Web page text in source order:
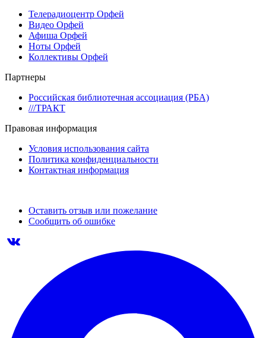
Телерадиоцентр Орфей
Видео Орфей
Афиша Орфей
Ноты Орфей
Коллективы Орфей
Партнеры
Российская библиотечная ассоциация (РБА)
///ТРАКТ
Правовая информация
Условия использования сайта
Политика конфиденциальности
Контактная информация
Оставить отзыв или пожелание
Сообщить об ошибке